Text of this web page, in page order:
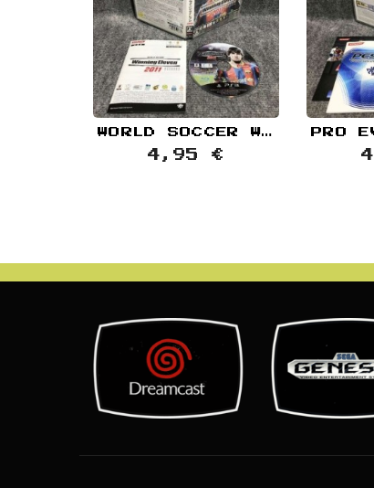
WORLD SOCCER WINNING ELEVEN 2011 JAP SONY PLAYSTATION 3 PS3
4,95 €